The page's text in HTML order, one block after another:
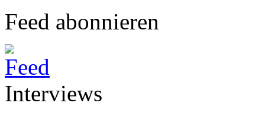
Feed abonnieren
Interviews